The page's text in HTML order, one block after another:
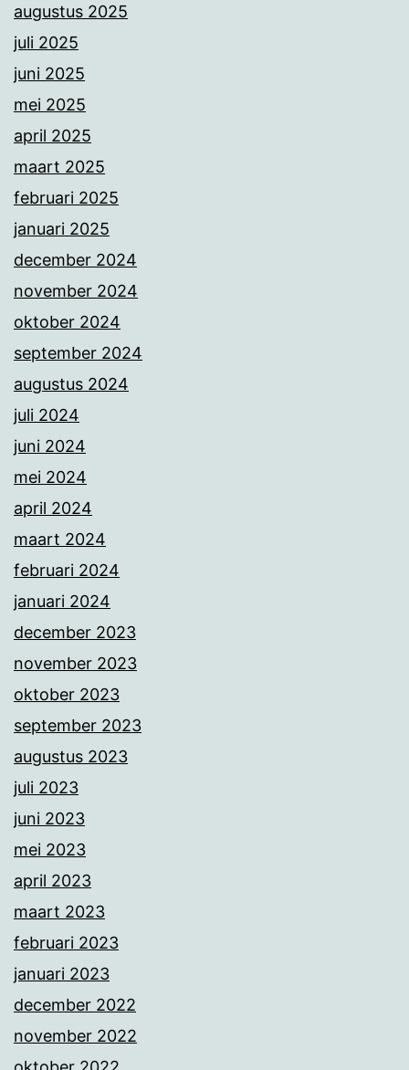
augustus 2025
juli 2025
juni 2025
mei 2025
april 2025
maart 2025
februari 2025
januari 2025
december 2024
november 2024
oktober 2024
september 2024
augustus 2024
juli 2024
juni 2024
mei 2024
april 2024
maart 2024
februari 2024
januari 2024
december 2023
november 2023
oktober 2023
september 2023
augustus 2023
juli 2023
juni 2023
mei 2023
april 2023
maart 2023
februari 2023
januari 2023
december 2022
november 2022